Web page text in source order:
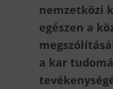
nemzetközi
egészen a
a kar